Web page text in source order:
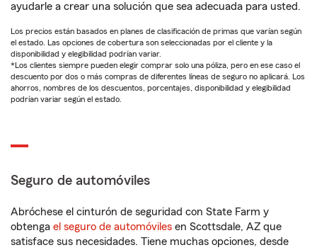
ayudarle a crear una solución que sea adecuada para usted.
Los precios están basados en planes de clasificación de primas que varían según
el estado. Las opciones de cobertura son seleccionadas por el cliente y la
disponibilidad y elegibilidad podrían variar.
*Los clientes siempre pueden elegir comprar solo una póliza, pero en ese caso el
descuento por dos o más compras de diferentes líneas de seguro no aplicará. Los
ahorros, nombres de los descuentos, porcentajes, disponibilidad y elegibilidad
podrían variar según el estado.
Seguro de automóviles
Abróchese el cinturón de seguridad con State Farm y
obtenga el seguro de automóviles en Scottsdale, AZ que
satisface sus necesidades. Tiene muchas opciones, desde